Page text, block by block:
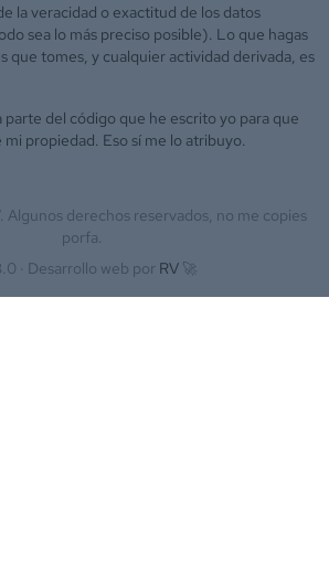
la veracidad o exactitud de los datos
sea lo más preciso posible). Lo que hagas
que tomes, y cualquier actividad derivada, es
parte del código que he escrito yo para que
propiedad. Eso sí me lo atribuyo.
Algunos derechos reservados, no me copies
porfa.
· Desarrollo web por RV 🚀